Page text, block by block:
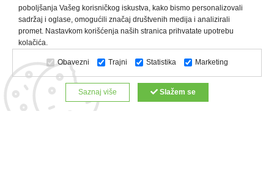
Kategorije proizvoda: Olovke i markeri
Privesci i trakice
Upaljači
USB Tehnologija Tekstil
Kačketi i kape
Notesi i rokovnici
Kancelarija Satovi
Kišobrani
Torbe i putovanja
Kuhinjski setovi
Alati i oprema
Relaksacija, lepota i zdravlje
Kalendari
Custom proizvodi
Digitalna štampa
poboljšanja Vašeg korisničkog iskustva, kako bismo personalizovali
sadržaj i oglase, omogućili značaj društvenih medija i analizirali
promet. Nastavkom korišćenja naših stranica prihvatate upotrebu
kolačića.
Obavezni Trajni Statistika Marketing
Saznaj više Slažem se